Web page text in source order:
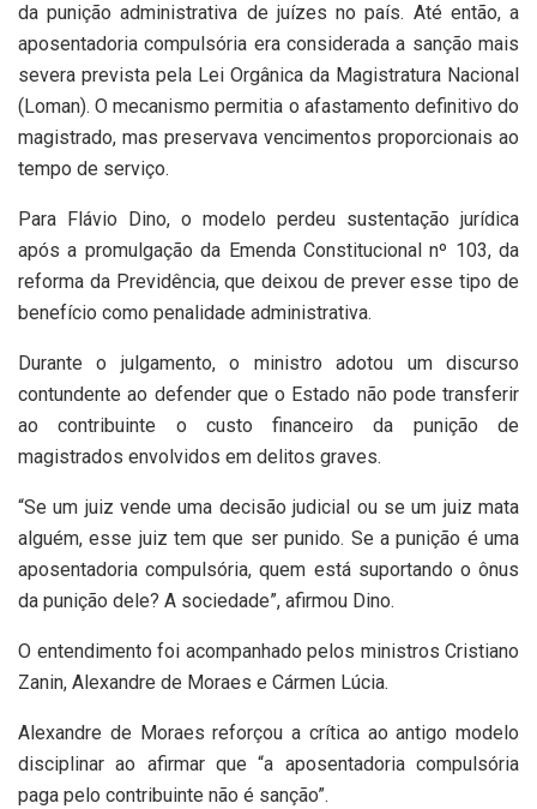
da punição administrativa de juízes no país. Até então, a
aposentadoria compulsória era considerada a sanção mais
severa prevista pela Lei Orgânica da Magistratura Nacional
(Loman). O mecanismo permitia o afastamento definitivo do
magistrado, mas preservava vencimentos proporcionais ao
tempo de serviço.
Para Flávio Dino, o modelo perdeu sustentação jurídica
após a promulgação da Emenda Constitucional nº 103, da
reforma da Previdência, que deixou de prever esse tipo de
benefício como penalidade administrativa.
Durante o julgamento, o ministro adotou um discurso
contundente ao defender que o Estado não pode transferir
ao contribuinte o custo financeiro da punição de
magistrados envolvidos em delitos graves.
“Se um juiz vende uma decisão judicial ou se um juiz mata
alguém, esse juiz tem que ser punido. Se a punição é uma
aposentadoria compulsória, quem está suportando o ônus
da punição dele? A sociedade”, afirmou Dino.
O entendimento foi acompanhado pelos ministros Cristiano
Zanin, Alexandre de Moraes e Cármen Lúcia.
Alexandre de Moraes reforçou a crítica ao antigo modelo
disciplinar ao afirmar que “a aposentadoria compulsória
paga pelo contribuinte não é sanção”.